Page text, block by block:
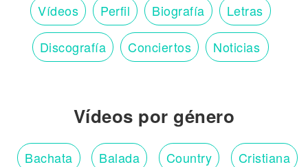
Vídeos Perfil Biografía Letras
Discografía Conciertos Noticias
Vídeos por género
Bachata Balada Country Cristiana